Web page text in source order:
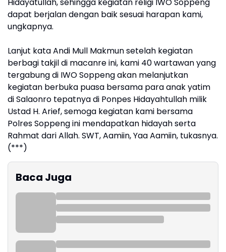
Hidayatullah, sehingga kegiatan religi IWO Soppeng
dapat berjalan dengan baik sesuai harapan kami,
ungkapnya.
Lanjut kata Andi Mull Makmun setelah kegiatan
berbagi takjil di macanre ini, kami 40 wartawan yang
tergabung di IWO Soppeng akan melanjutkan
kegiatan berbuka puasa bersama para anak yatim
di Salaonro tepatnya di Ponpes Hidayahtullah milik
Ustad H. Arief, semoga kegiatan kami bersama
Polres Soppeng ini mendapatkan hidayah serta
Rahmat dari Allah. SWT, Aamiin, Yaa Aamiin, tukasnya.
(***)
Baca Juga